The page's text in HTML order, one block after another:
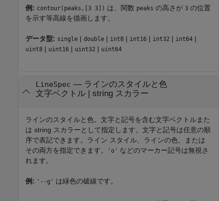
例: contour(peaks,[3 3]) は、関数 peaks の高さが 3 の位置
を示す等高線を描画します。
データ型: single | double | int8 | int16 | int32 | int64 |
uint8 | uint16 | uint32 | uint64
LineSpec — ラインのスタイルと色
文字ベクトル| string スカラー
ラインのスタイルと色。文字と記号を含む文字ベクトルまた
は string スカラーとして指定します。文字と記号は任意の順
序で表記できます。ライン スタイル、ラインの色、または
その両方を指定できます。
'o' などのマーカー記号は無視さ
れます。
例: '--g' は緑色の破線です。